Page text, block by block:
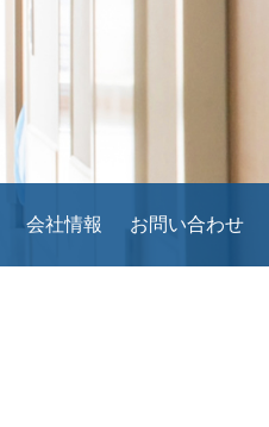
会社情報 お問い合わせ